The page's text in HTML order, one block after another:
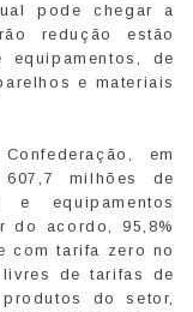
pode chegar a
redução estão
de
e materiais
em
milhões de
equipamentos
do acordo, 95,8%
com tarifa zero no
de tarifas de
do setor,